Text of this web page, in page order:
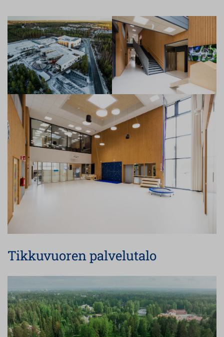
Tikkuvuoren palvelutalo